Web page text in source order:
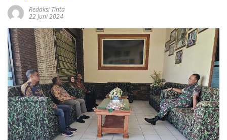
Redaksi Tinta
22 Juni 2024